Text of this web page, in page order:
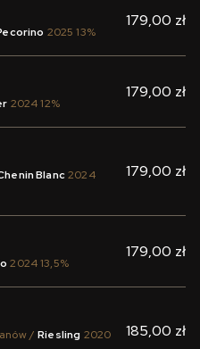
2025 13%
179,00 zł
2024 12%
179,00 zł
Blanc 2024
179,00 zł
2024 13,5%
179,00 zł
/Riesling 2020
185,00 zł